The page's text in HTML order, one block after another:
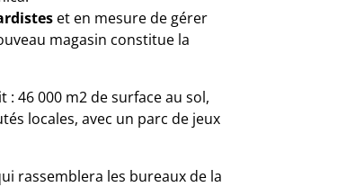
et en mesure de gérer
magasin constitue la
46 000 m2 de surface au sol,
locales, avec un parc de jeux
rassemblera les bureaux de la